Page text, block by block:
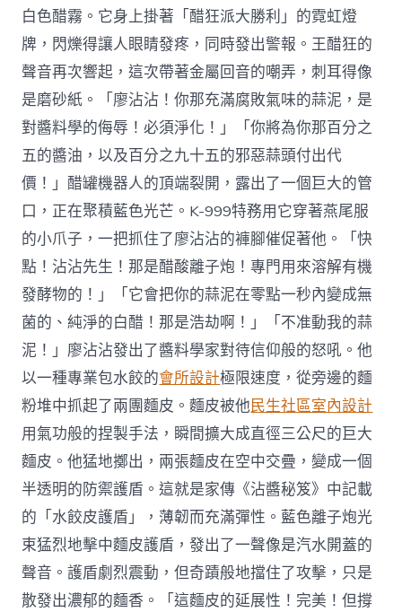
白色醋霧。它身上掛著「醋狂派大勝利」的霓虹燈
牌，閃爍得讓人眼睛發疼，同時發出警報。王醋狂的
聲音再次響起，這次帶著金屬回音的嘲弄，刺耳得像
是磨砂紙。「廖沾沾！你那充滿腐敗氣味的蒜泥，是
對醬料學的侮辱！必須淨化！」「你將為你那百分之
五的醬油，以及百分之九十五的邪惡蒜頭付出代
價！」醋罐機器人的頂端裂開，露出了一個巨大的管
口，正在聚積藍色光芒。K-999特務用它穿著燕尾服
的小爪子，一把抓住了廖沾沾的褲腳催促著他。「快
點！沾沾先生！那是醋酸離子炮！專門用來溶解有機
發酵物的！」「它會把你的蒜泥在零點一秒內變成無
菌的、純淨的白醋！那是浩劫啊！」「不准動我的蒜
泥！」廖沾沾發出了醬料學家對待信仰般的怒吼。他
以一種專業包水餃的會所設計極限速度，從旁邊的麵
粉堆中抓起了兩團麵皮。麵皮被他民生社區室內設計
用氣功般的捏製手法，瞬間擴大成直徑三公尺的巨大
麵皮。他猛地擲出，兩張麵皮在空中交疊，變成一個
半透明的防禦護盾。這就是家傳《沾醬秘笈》中記載
的「水餃皮護盾」，薄韌而充滿彈性。藍色離子炮光
束猛烈地擊中麵皮護盾，發出了一聲像是汽水開蓋的
聲音。護盾劇烈震動，但奇蹟般地擋住了攻擊，只是
散發出濃郁的麵香。「這麵皮的延展性！完美！但撐